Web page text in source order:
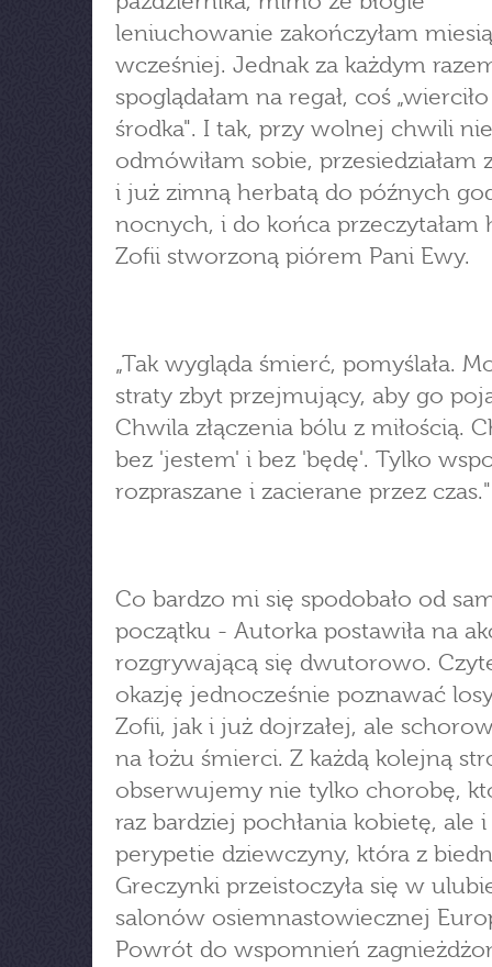
leniuchowanie zakończyłam
wcześniej. Jednak za każdym
spoglądałam na regał, coś
środka". I tak, przy wolnej chwili nie
odmówiłam sobie, przesiedziałam
i już zimną herbatą do późnych
nocnych, i do końca przeczytałam
Zofii stworzoną piórem Pani Ewy.
„Tak wygląda śmierć, pomyślała.
straty zbyt przejmujący, aby go
Chwila złączenia bólu z miłością.
bez 'jestem' i bez 'będę'. Tylko
rozpraszane i zacierane przez czas."
Co bardzo mi się spodobało od
początku - Autorka postawiła na
rozgrywającą się dwutorowo.
okazję jednocześnie poznawać
Zofii, jak i już dojrzałej, ale
na łożu śmierci. Z każdą kolejną
obserwujemy nie tylko chorobę,
raz bardziej pochłania kobietę, ale i
perypetie dziewczyny, która z
Greczynki przeistoczyła się w
salonów osiemnastowiecznej
Powrót do wspomnień